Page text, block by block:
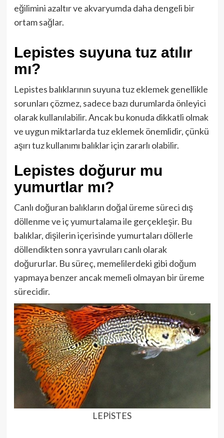
eğilimini azaltır ve akvaryumda daha dengeli bir
ortam sağlar.
Lepistes suyuna tuz atılır
mı?
Lepistes balıklarının suyuna tuz eklemek genellikle
sorunları çözmez, sadece bazı durumlarda önleyici
olarak kullanılabilir. Ancak bu konuda dikkatli olmak
ve uygun miktarlarda tuz eklemek önemlidir, çünkü
aşırı tuz kullanımı balıklar için zararlı olabilir.
Lepistes doğurur mu
yumurtlar mı?
Canlı doğuran balıkların doğal üreme süreci dış
döllenme ve iç yumurtalama ile gerçekleşir. Bu
balıklar, dişilerin içerisinde yumurtaları döllerle
döllendikten sonra yavruları canlı olarak
doğururlar. Bu süreç, memelilerdeki gibi doğum
yapmaya benzer ancak memeli olmayan bir üreme
sürecidir.
LEPİSTES